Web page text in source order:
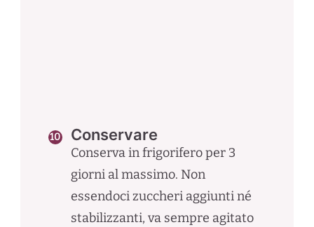
Conservare
Conserva in frigorifero per 3
giorni al massimo. Non
essendoci zuccheri aggiunti né
stabilizzanti, va sempre agitato